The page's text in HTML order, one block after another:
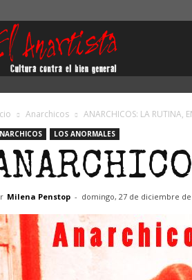
Anarchicos ANARCHICOS: LA RUTINA,
LOS ANORMALES
Milena Penstop - domingo, 27 de diciembre de